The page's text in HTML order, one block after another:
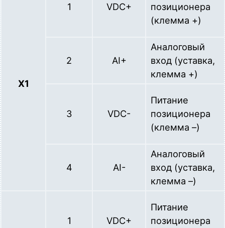
X1
1 VDC+
позиционера
(клемма +)
2 AI+
Аналоговый
вход (уставка,
клемма +)
3 VDC-
Питание
позиционера
(клемма –)
4 AI-
Аналоговый
вход (уставка,
клемма –)
1 VDC+
Питание
позиционера